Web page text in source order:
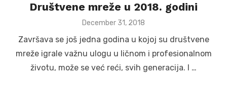
Društvene mreže u 2018. godini
Posted
December 31, 2018
Završava se još jedna godina u kojoj su društvene
mreže igrale važnu ulogu u ličnom i profesionalnom
životu, može se već reći, svih generacija. I …